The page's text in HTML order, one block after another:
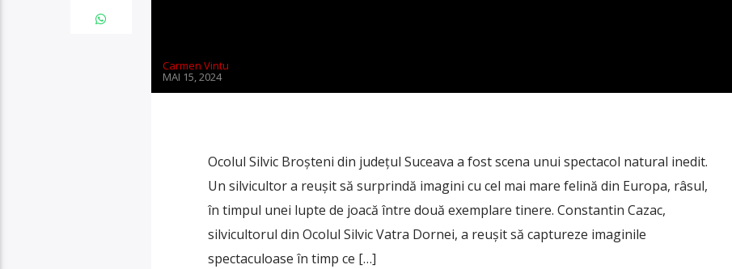
Carmen Vintu
MAI 15, 2024
Ocolul Silvic Broșteni din județul Suceava a fost scena unui spectacol natural inedit.
Un silvicultor a reușit să surprindă imagini cu cel mai mare felină din Europa, râsul,
în timpul unei lupte de joacă între două exemplare tinere. Constantin Cazac,
silvicultorul din Ocolul Silvic Vatra Dornei, a reușit să captureze imaginile
spectaculoase în timp ce […]